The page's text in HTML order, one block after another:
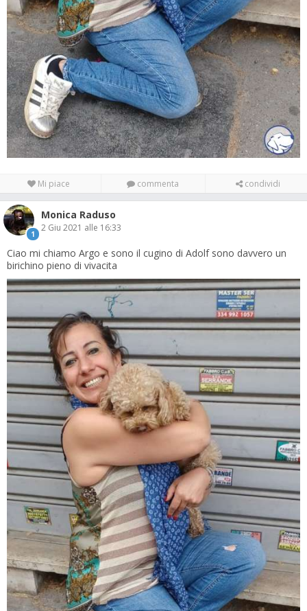
Mi piace commenta condividi
1
Monica Raduso
2 Giu 2021 alle 16:33
Ciao mi chiamo Argo e sono il cugino di Adolf sono davvero un
birichino pieno di vivacita